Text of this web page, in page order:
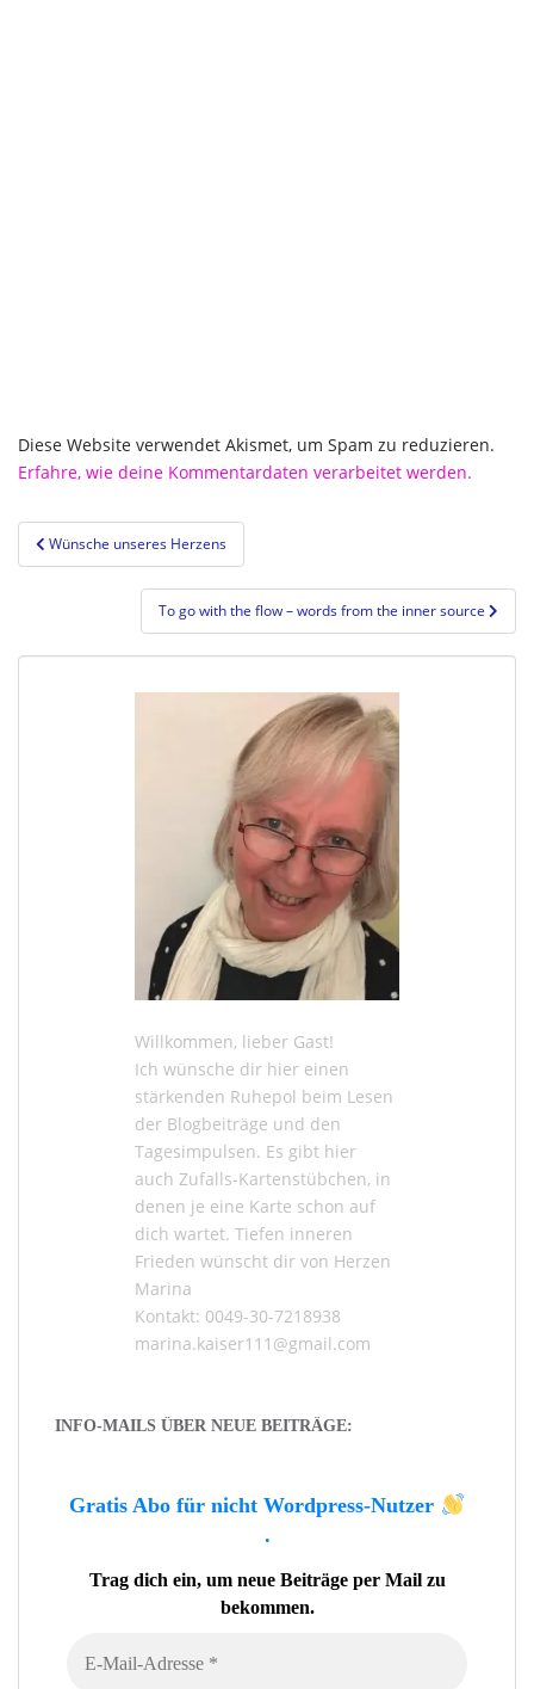
Diese Website verwendet Akismet, um Spam zu reduzieren.
Erfahre, wie deine Kommentardaten verarbeitet werden.
Beitragsnavigation
Wünsche unseres Herzens
To go with the flow – words from the inner source
Willkommen, lieber Gast!
Ich wünsche dir hier einen
stärkenden Ruhepol beim Lesen
der Blogbeiträge und den
Tagesimpulsen. Es gibt hier
auch Zufalls-Kartenstübchen, in
denen je eine Karte schon auf
dich wartet. Tiefen inneren
Frieden wünscht dir von Herzen
Marina
Kontakt: 0049-30-7218938
marina.kaiser111@gmail.com
INFO-MAILS ÜBER NEUE BEITRÄGE:
Gratis Abo für nicht Wordpress-Nutzer
.
Trag dich ein, um neue Beiträge per Mail zu
bekommen.